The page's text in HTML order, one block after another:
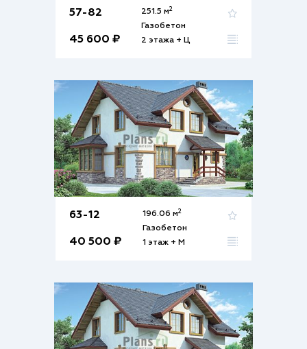
57-82
45 600 ₽
251.5 м2
Газобетон
2 этажа + Ц
63-12
40 500 ₽
196.06 м2
Газобетон
1 этаж + М